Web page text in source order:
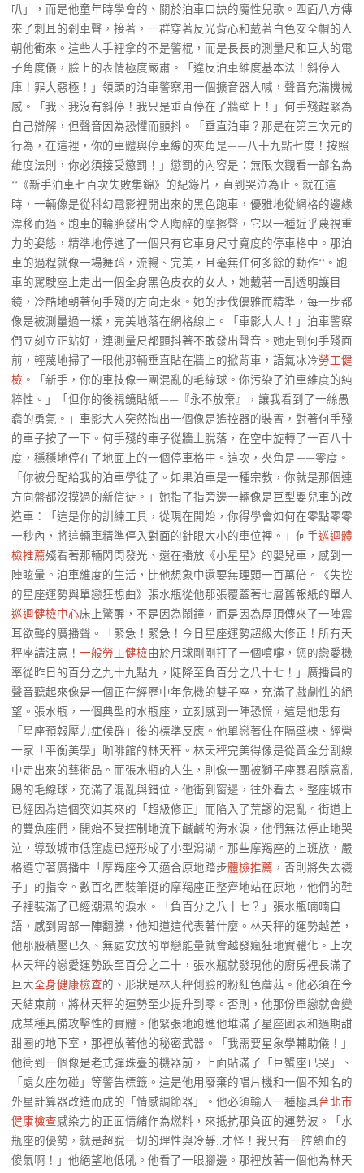
叭」，而是他童年時學會的、關於泊車口訣的魔性兒歌。四面八方傳
來了刺耳的剎車聲，接著，一群穿著反光背心和戴著白色安全帽的人
朝他衝來。這些人手裡拿的不是警棍，而是長長的測量尺和巨大的電
子角度儀，臉上的表情極度嚴肅。「違反泊車維度基本法！斜停入
庫！罪大惡極！」領頭的泊車警察用一個擴音器大喊，聲音充滿機械
感。「我、我沒有斜停！我只是垂直停在了牆壁上！」何手殘趕緊為
自己辯解，但聲音因為恐懼而顫抖。「垂直泊車？那是在第三次元的
行為，在這裡，你的車體與停車線的夾角是——八十九點七度！按照
維度法則，你必須接受懲罰！」懲罰的內容是：無限次觀看一部名為
**《新手泊車七百次失敗集錦》的紀錄片，直到哭泣為止。就在這
時，一輛像是從科幻電影裡開出來的黑色跑車，優雅地從網格的邊緣
漂移而過。跑車的輪胎發出令人陶醉的摩擦聲，它以一種近乎蔑視重
力的姿態，精準地停進了一個只有它車身尺寸寬度的停車格中。那泊
車的過程就像一場舞蹈，流暢、完美，且毫無任何多餘的動作**。跑
車的駕駛座上走出一個全身黑色皮衣的女人，她戴著一副透明護目
鏡，冷酷地朝著何手殘的方向走來。她的步伐優雅而精準，每一步都
像是被測量過一樣，完美地落在網格線上。「車影大人！」泊車警察
們立刻立正站好，連測量尺都顫抖著不敢發出聲音。她走到何手殘面
前，輕蔑地掃了一眼他那輛垂直貼在牆上的掀背車，語氣冰冷勞工健
檢 。「新手，你的車技像一團混亂的毛線球。你污染了泊車維度的純
粹性。」「但你的後視鏡貼紙——『永不放棄』，讓我看到了一絲愚
蠢的勇氣。」車影大人突然掏出一個像是遙控器的裝置，對著何手殘
的車子按了一下。何手殘的車子從牆上脫落，在空中旋轉了一百八十
度，穩穩地停在了地面上的一個停車格中。這次，夾角是——零度。
「你被分配給我的泊車學徒了。如果泊車是一種宗教，你就是那個連
方向盤都沒摸過的新信徒。」她指了指旁邊一輛像是巨型嬰兒車的改
造車：「這是你的訓練工具，從現在開始，你得學會如何在零點零零
一秒內，將這輛車精準停入對面的針眼大小的車位裡。」何手巡迴體
檢推薦殘看著那輛閃閃發光、還在播放《小星星》的嬰兒車，感到一
陣眩暈。泊車維度的生活，比他想象中還要無理頭一百萬倍。《失控
的星座運勢與單戀狂想曲》張水瓶從他那張覆蓋著七層舊報紙的單人
巡迴健檢中心床上驚醒，不是因為鬧鐘，而是因為屋頂傳來了一陣震
耳欲聾的廣播聲。「緊急！緊急！今日星座運勢超級大修正！所有天
秤座請注意！ 一般勞工健檢由於月球剛剛打了一個噴嚏，您的戀愛機
率從昨日的百分之九十九點九，陡降至負百分之八十七！」廣播員的
聲音聽起來像是一個正在經歷中年危機的雙子座，充滿了戲劇性的絕
望。張水瓶，一個典型的水瓶座，立刻感到一陣恐慌，這是他患有
「星座預報壓力症候群」後的標準反應。他單戀著住在隔壁棟、經營
一家「平衡美學」咖啡館的林天秤。林天秤完美得像是從黃金分割線
中走出來的藝術品。而張水瓶的人生，則像一團被獅子座暴君隨意亂
踢的毛線球，充滿了混亂與錯位。他衝到窗邊，往外看去。整座城市
已經因為這個突如其來的「超級修正」而陷入了荒謬的混亂。街道上
的雙魚座們，開始不受控制地流下鹹鹹的海水淚，他們無法停止地哭
泣，導致城市低窪處已經形成了小型潟湖。那些摩羯座的上班族，嚴
格遵守著廣播中「摩羯座今天適合原地踏步體檢推薦 ，否則將失去襪
子」的指令。數百名西裝筆挺的摩羯座正整齊地站在原地，他們的鞋
子裡裝滿了已經潮濕的淚水。「負百分之八十七？」張水瓶喃喃自
語，感到胃部一陣翻騰，他知道這代表著什麼。林天秤的運勢越差，
他那股積壓已久、無處安放的單戀能量就會越發瘋狂地實體化。上次
林天秤的戀愛運勢跌至百分之二十，張水瓶就發現他的廚房裡長滿了
巨大全身健康檢查的、形狀是林天秤側臉的粉紅色蘑菇。他必須在今
天結束前，將林天秤的運勢至少提升到零。否則，他那份單戀就會變
成某種具備攻擊性的實體。他緊張地跑進他堆滿了星座圖表和過期甜
甜圈的地下室，那裡放著他的秘密武器。「我需要星象學輔助儀！」
他衝到一個像是老式彈珠臺的機器前，上面貼滿了「巨蟹座已哭」、
「處女座勿碰」等警告標籤。這是他用廢棄的唱片機和一個不知名的
外星計算器改造而成的「情感調節器」。他必須輸入一種極具台北巿
健康檢查感染力的正面情緒作為燃料，來抵抗那負面的運勢波。「水
瓶座的優勢，就是超脫一切的理性與冷靜…才怪！我只有一腔熱血的
傻氣啊！」他絕望地低吼。他看了一眼腳邊。那裡放著一個他為林天